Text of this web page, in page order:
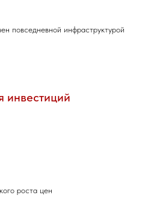
повседневной инфраструктурой
инвестиций
роста цен